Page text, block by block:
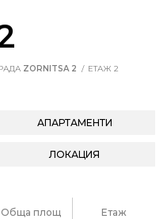
ZORNITSA 2
ЕТАЖ 2
АПАРТАМЕНТИ
ЛОКАЦИЯ
Обща площ Етаж